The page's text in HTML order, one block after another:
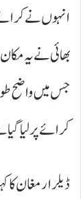
انہوں نے
کرائے پر لیا
ڈیلر ارمغان کا